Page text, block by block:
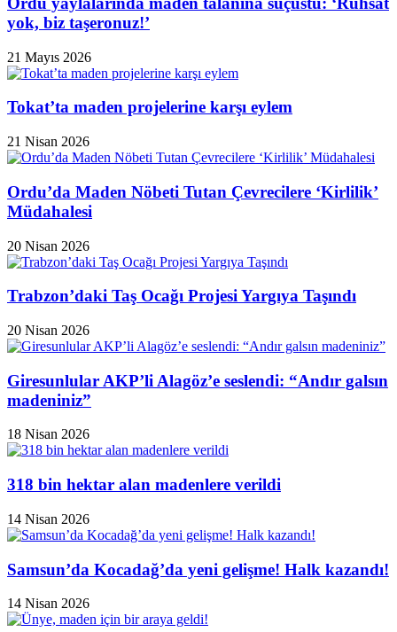
yok, biz taşeronuz!’
21 Mayıs 2026
Tokat’ta maden projelerine karşı eylem
21 Nisan 2026
Ordu’da Maden Nöbeti Tutan Çevrecilere ‘Kirlilik’
Müdahalesi
20 Nisan 2026
Trabzon’daki Taş Ocağı Projesi Yargıya Taşındı
20 Nisan 2026
Giresunlular AKP’li Alagöz’e seslendi: “Andır galsın
madeniniz”
18 Nisan 2026
318 bin hektar alan madenlere verildi
14 Nisan 2026
Samsun’da Kocadağ’da yeni gelişme! Halk kazandı!
14 Nisan 2026